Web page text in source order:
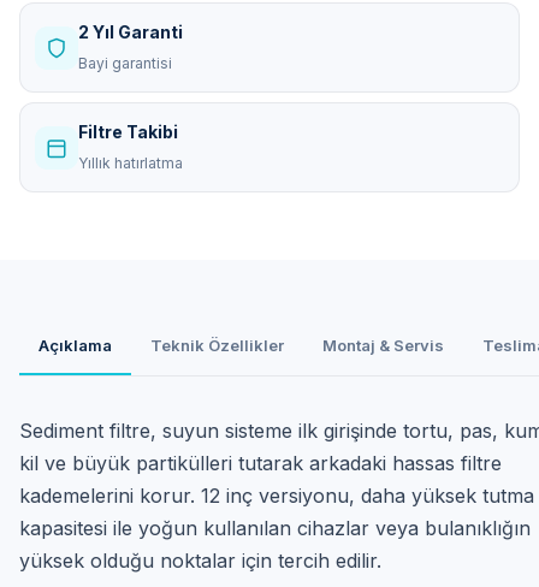
2 Yıl Garanti
Bayi garantisi
Filtre Takibi
Yıllık hatırlatma
Açıklama Teknik Özellikler Montaj & Servis
Sediment filtre, suyun sisteme ilk girişinde tortu, pas,
kil ve büyük partikülleri tutarak arkadaki hassas filtre
kademelerini korur. 12 inç versiyonu, daha yüksek tutma
kapasitesi ile yoğun kullanılan cihazlar veya bulanıklığın
yüksek olduğu noktalar için tercih edilir.